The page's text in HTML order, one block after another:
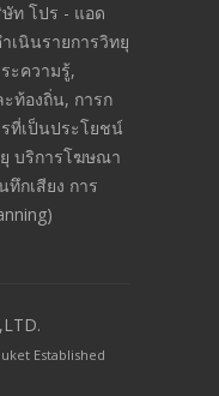
ท โปร - แอด
เนินรายการวิทยุ
ะความรู้,
ท้องถิ่น, การก
ที่เป็นประโยชน์
บริการโฆษณา
กเสียง การ
Established